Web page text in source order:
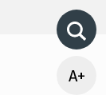
A+